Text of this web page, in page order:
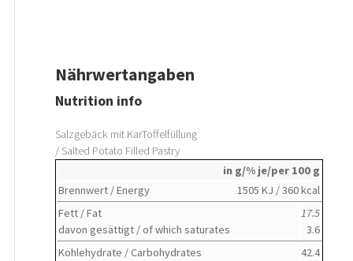
Nährwertangaben
Nutrition info
Salzgebäck mit KarToffelfüllung
/ Salted Potato Filled Pastry
in g/% je/per 100 g
Brennwert / Energy
1505 KJ / 360 kcal
Fett / Fat
davon gesättigt / of which saturates
17.5
3.6
Kohlehydrate / Carbohydrates
42.4